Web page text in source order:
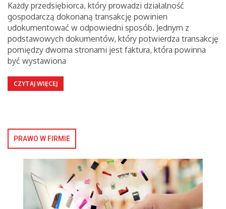
Każdy przedsiębiorca, który prowadzi działalność
gospodarczą dokonaną transakcję powinien
udokumentować w odpowiedni sposób. Jednym z
podstawowych dokumentów, który potwierdza transakcję
pomiędzy dwoma stronami jest faktura, która powinna
być wystawiona
CZYTAJ WIĘCEJ
PRAWO W FIRMIE